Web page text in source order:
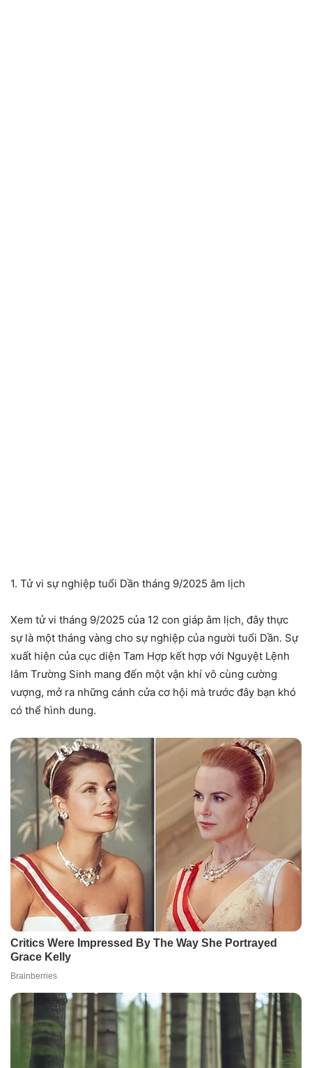
1. Tử vi sự nghiệp tuổi Dần tháng 9/2025 âm lịch
Xem tử vi tháng 9/2025 của 12 con giáp âm lịch, đây thực
sự là một tháng vàng cho sự nghiệp của người tuổi Dần. Sự
xuất hiện của cục diện Tam Hợp kết hợp với Nguyệt Lệnh
lâm Trường Sinh mang đến một vận khí vô cùng cường
vượng, mở ra những cánh cửa cơ hội mà trước đây bạn khó
có thể hình dung.